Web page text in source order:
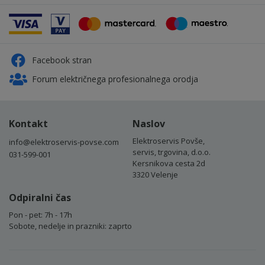
Facebook stran
Forum električnega profesionalnega orodja
Kontakt
info@elektroservis-povse.com
031-599-001
Naslov
Elektroservis Povše,
servis, trgovina, d.o.o.
Kersnikova cesta 2d
3320 Velenje
Odpiralni čas
Pon - pet: 7h - 17h
Sobote, nedelje in prazniki: zaprto